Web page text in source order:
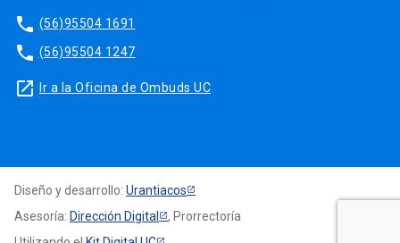
phone (56)95504 1691
phone (56)95504 1247
launch Ir a la Oficina de Ombuds UC
Diseño y desarrollo: Urantiacos
Asesoría: Dirección Digital
, Prorrectoría